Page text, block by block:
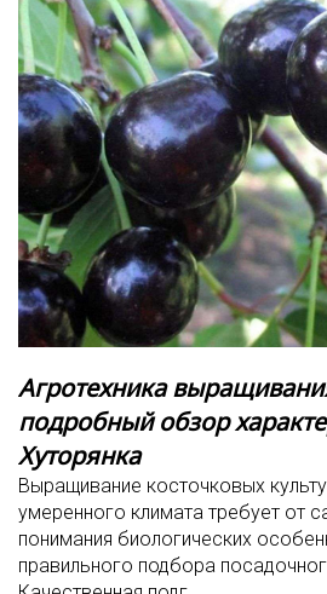
Агротехника
подробный обзор
Хуторянка
Выращивание косточковых
умеренного климата требует от
понимания биологических
правильного подбора